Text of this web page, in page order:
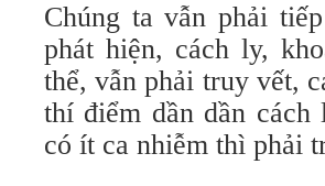
Chúng ta vẫn phải
phát hiện, cách ly,
thể, vẫn phải truy vết,
thí điểm dần dần
có ít ca nhiễm thì phải